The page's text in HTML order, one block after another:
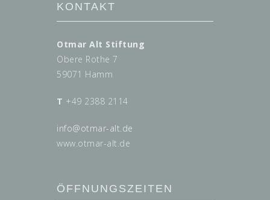
KONTAKT
Otmar Alt Stiftung
Obere Rothe 7
59071 Hamm
T +49 2388 2114
info@otmar-alt.de
www.otmar-alt.de
ÖFFNUNGSZEITEN